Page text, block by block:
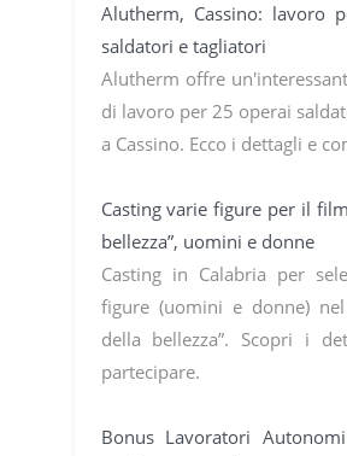
Alutherm, Cassino: lavoro
saldatori e tagliatori
Alutherm offre
di lavoro per 25 operai
a Cassino. Ecco i dettagli e
Casting varie figure per il
bellezza”, uomini e donne
Casting in Calabria per
figure (uomini e donne)
della bellezza”. Scopri i
partecipare.
Bonus Lavoratori